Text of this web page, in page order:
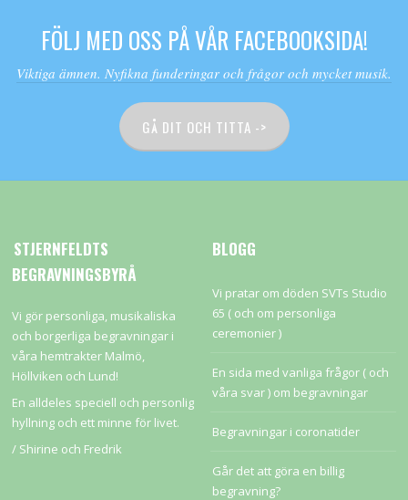
FÖLJ MED OSS PÅ VÅR FACEBOOKSIDA!
Viktiga ämnen. Nyfikna funderingar och frågor och mycket musik.
GÅ DIT OCH TITTA ->
STJERNFELDTS
BEGRAVNINGSBYRÅ
Vi gör personliga, musikaliska
och borgerliga begravningar i
våra hemtrakter Malmö,
Höllviken och Lund!
En alldeles speciell och personlig
hyllning och ett minne för livet.
/ Shirine och Fredrik
BLOGG
Vi pratar om döden SVTs Studio
65 ( och om personliga
ceremonier )
En sida med vanliga frågor ( och
våra svar ) om begravningar
Begravningar i coronatider
Går det att göra en billig
begravning?